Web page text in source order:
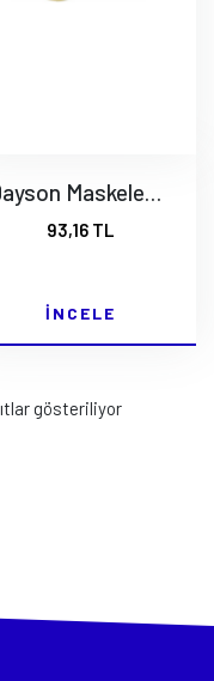
Dayson Maskeleme Bandı 36 mm 35 Mt.
93,16 TL
İNCELE
gösteriliyor